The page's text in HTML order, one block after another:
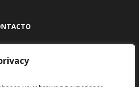
#80A - 20